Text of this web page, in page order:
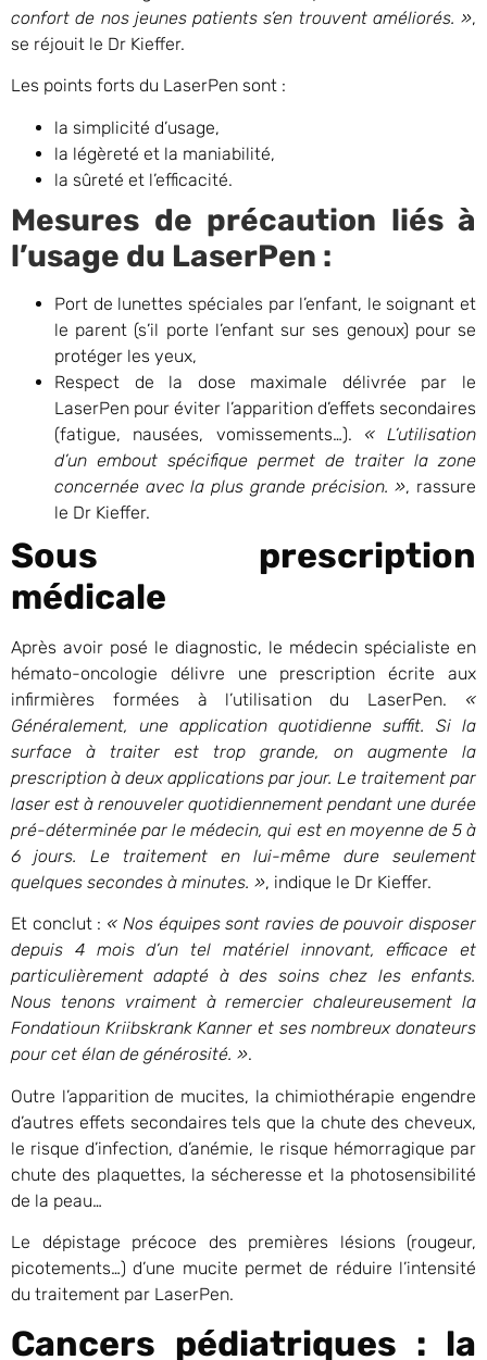
confort de nos jeunes patients s’en trouvent améliorés. »,
se réjouit le Dr Kieffer.
Les points forts du LaserPen sont :
la simplicité d’usage,
la légèreté et la maniabilité,
la sûreté et l’efficacité.
Mesures de précaution liés à
l’usage du LaserPen :
Port de lunettes spéciales par l’enfant, le soignant et
le parent (s’il porte l’enfant sur ses genoux) pour se
protéger les yeux,
Respect de la dose maximale délivrée par le
LaserPen pour éviter l’apparition d’effets secondaires
(fatigue, nausées, vomissements…). « L’utilisation
d’un embout spécifique permet de traiter la zone
concernée avec la plus grande précision. », rassure
le Dr Kieffer.
Sous prescription
médicale
Après avoir posé le diagnostic, le médecin spécialiste en
hémato-oncologie délivre une prescription écrite aux
infirmières formées à l’utilisation du LaserPen. «
Généralement, une application quotidienne suffit. Si la
surface à traiter est trop grande, on augmente la
prescription à deux applications par jour. Le traitement par
laser est à renouveler quotidiennement pendant une durée
pré-déterminée par le médecin, qui est en moyenne de 5 à
6 jours. Le traitement en lui-même dure seulement
quelques secondes à minutes. », indique le Dr Kieffer.
Et conclut : « Nos équipes sont ravies de pouvoir disposer
depuis 4 mois d’un tel matériel innovant, efficace et
particulièrement adapté à des soins chez les enfants.
Nous tenons vraiment à remercier chaleureusement la
Fondatioun Kriibskrank Kanner et ses nombreux donateurs
pour cet élan de générosité. ».
Outre l’apparition de mucites, la chimiothérapie engendre
d’autres effets secondaires tels que la chute des cheveux,
le risque d’infection, d’anémie, le risque hémorragique par
chute des plaquettes, la sécheresse et la photosensibilité
de la peau…
Le dépistage précoce des premières lésions (rougeur,
picotements…) d’une mucite permet de réduire l’intensité
du traitement par LaserPen.
Cancers pédiatriques : la